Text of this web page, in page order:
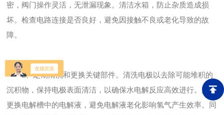
密，阀门操作灵活，无泄漏现象。清洁水箱，防止杂质造成损
坏。检查电路连接是否良好，避免因接触不良或老化导致的故
障。
2、定期清洗和更换关键部件。清洗电极以去除可能堆积的
沉积物，保持电极表面清洁，以确保水电解反应高效进行。定期
更换电解槽中的电解液，避免电解液老化影响氢气产生效率。同